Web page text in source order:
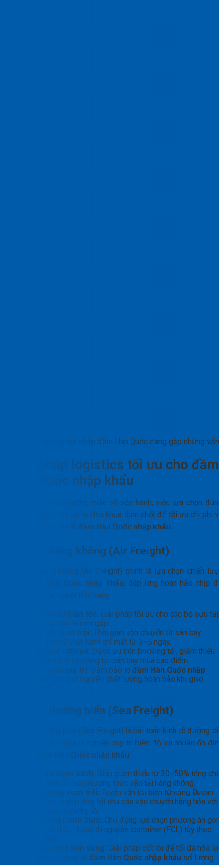
Doanh nghiệp nhập đầm Hàn Quốc đang gặp những
Giải pháp logistics tối ưu cho đầm
Hàn Quốc nhập khẩu
Để tháo gỡ các vướng mắc về vận hành, việc lựa chọn
phương thức vận tải là chìa khóa then chốt để tối ưu chi phí
thời gian cho các lô đầm Hàn Quốc nhập khẩu.
Vận tải hàng không (Air Freight)
Vận tải hàng không (Air Freight) chính là lựa chọn chiến
đầm Hàn Quốc nhập khẩu, đáp ứng hoàn hảo nhịp
khắt khe của ngành thời trang:
Bắt trend thần tốc: Giải pháp tối ưu cho các bộ sưu
thời vụ, cần ra mắt gấp.
Tốc độ vượt trội: Thời gian vận chuyển từ sân bay
Incheon về Việt Nam chỉ mất từ 3–5 ngày.
Hạn chế offload: Được ưu tiên booking tải, giảm thiểu
tối đa rủi ro rớt hàng tại sân bay mùa cao điểm.
Bảo toàn giá trị: Đảm bảo lô đầm Hàn Quốc nhập
luôn giữ nguyên chất lượng hoàn hảo khi giao
Vận tải đường biển (Sea Freight)
Vận tải đường biển (Sea Freight) là bài toán kinh tế đường
hoàn hảo, giúp doanh nghiệp duy trì biên độ lợi nhuận ổn
đầm Hàn Quốc nhập khẩu:
Tối ưu ngân sách: Giúp giảm thiểu từ 30–50% tổng chi
phí cước so với phương thức vận tải hàng không.
Tải trọng vượt trội: Tuyến vận tải biển từ cảng Busan
về Cát Lái đáp ứng tốt nhu cầu vận chuyển hàng hóa với
khối lượng khổng lồ.
Linh hoạt hình thức: Chủ động lựa chọn phương án
hàng lẻ (LCL) hoặc đi nguyên container (FCL) tùy theo
Chiến lược bền vững: Giải pháp cốt lõi để tối đa hóa
nhuận cho các lô đầm Hàn Quốc nhập khẩu số lượng